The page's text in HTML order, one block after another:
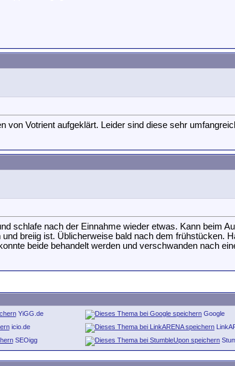
Votrient aufgeklärt. Leider sind diese sehr
schlafe nach der Einnahme wieder etwas. Kann beim
breiig ist. Üblicherweise bald nach dem frühstücken.
beide behandelt werden und verschwanden nach
YiGG.de Google
icio.de
SEOigg